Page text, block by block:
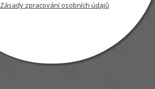
Zásady zpracování osobních údajů